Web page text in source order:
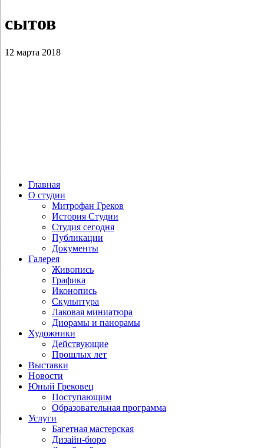
сытов
12 марта 2018
Главная
О студии
Митрофан Греков
История Студии
Студия сегодня
Публикации
Документы
Галерея
Живопись
Графика
Иконопись
Скульптура
Лаковая миниатюра
Диорамы и панорамы
Художники
Действующие
Прошлых лет
Выставки
Новости
Юный Грековец
Поступающим
Образовательная программа
Услуги
Багетная мастерская
Дизайн-бюро